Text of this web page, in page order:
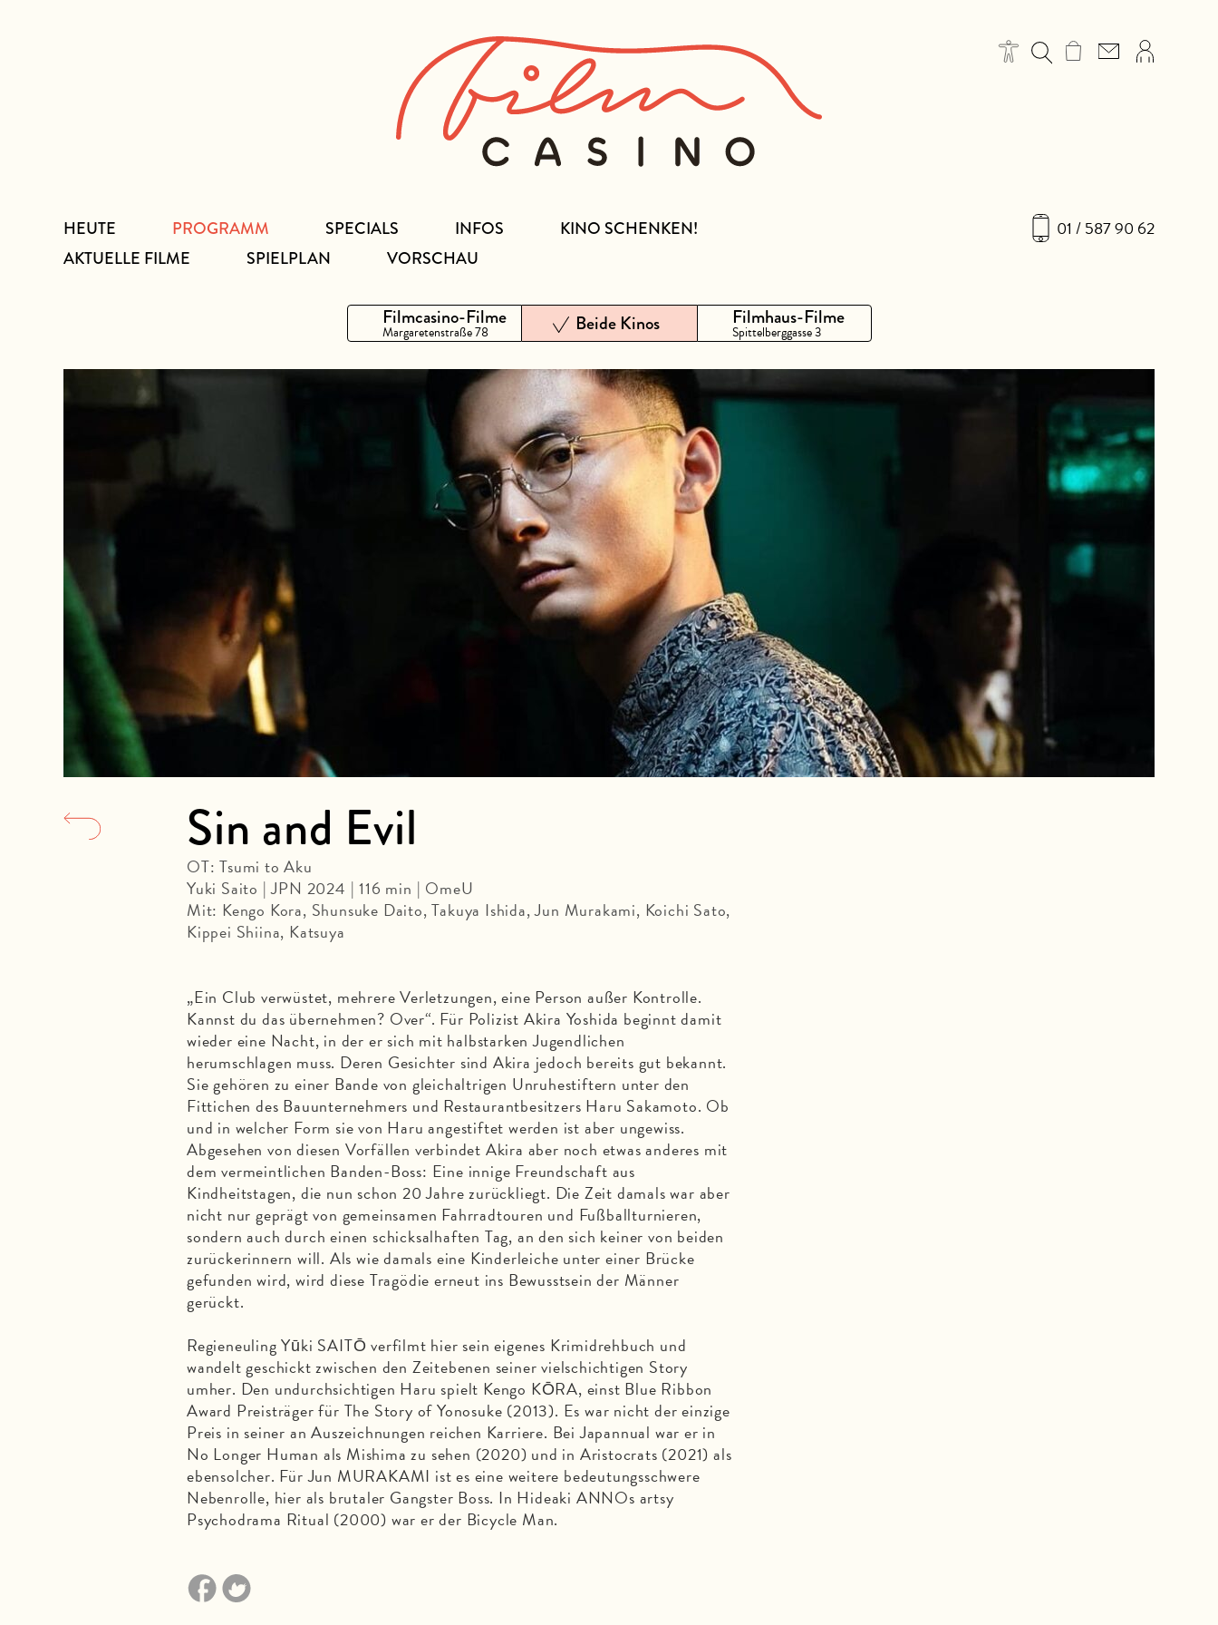
01 / 587 90 62
HEUTE
PROGRAMM
AKTUELLE FILME
SPIELPLAN VORSCHAU
SPECIALS INFOS KINO SCHENKEN!
Filmcasino-Filme
Margaretenstraße 78 Beide Kinos Filmhaus-Filme
Spittelberggasse 3
Sin and Evil
OT: Tsumi to Aku
Yuki Saito | JPN 2024 | 116 min | OmeU
Mit: Kengo Kora, Shunsuke Daito, Takuya Ishida, Jun Murakami, Koichi Sato,
Kippei Shiina, Katsuya
„Ein Club verwüstet, mehrere Verletzungen, eine Person außer Kontrolle.
Kannst du das übernehmen? Over“. Für Polizist Akira Yoshida beginnt damit
wieder eine Nacht, in der er sich mit halbstarken Jugendlichen
herumschlagen muss. Deren Gesichter sind Akira jedoch bereits gut bekannt.
Sie gehören zu einer Bande von gleichaltrigen Unruhestiftern unter den
Fittichen des Bauunternehmers und Restaurantbesitzers Haru Sakamoto. Ob
und in welcher Form sie von Haru angestiftet werden ist aber ungewiss.
Abgesehen von diesen Vorfällen verbindet Akira aber noch etwas anderes mit
dem vermeintlichen Banden-Boss: Eine innige Freundschaft aus
Kindheitstagen, die nun schon 20 Jahre zurückliegt. Die Zeit damals war aber
nicht nur geprägt von gemeinsamen Fahrradtouren und Fußballturnieren,
sondern auch durch einen schicksalhaften Tag, an den sich keiner von beiden
zurückerinnern will. Als wie damals eine Kinderleiche unter einer Brücke
gefunden wird, wird diese Tragödie erneut ins Bewusstsein der Männer
gerückt.
Regieneuling Yūki SAITŌ verfilmt hier sein eigenes Krimidrehbuch und
wandelt geschickt zwischen den Zeitebenen seiner vielschichtigen Story
umher. Den undurchsichtigen Haru spielt Kengo KŌRA, einst Blue Ribbon
Award Preisträger für The Story of Yonosuke (2013). Es war nicht der einzige
Preis in seiner an Auszeichnungen reichen Karriere. Bei Japannual war er in
No Longer Human als Mishima zu sehen (2020) und in Aristocrats (2021) als
ebensolcher. Für Jun MURAKAMI ist es eine weitere bedeutungsschwere
Nebenrolle, hier als brutaler Gangster Boss. In Hideaki ANNOs artsy
Psychodrama Ritual (2000) war er der Bicycle Man.